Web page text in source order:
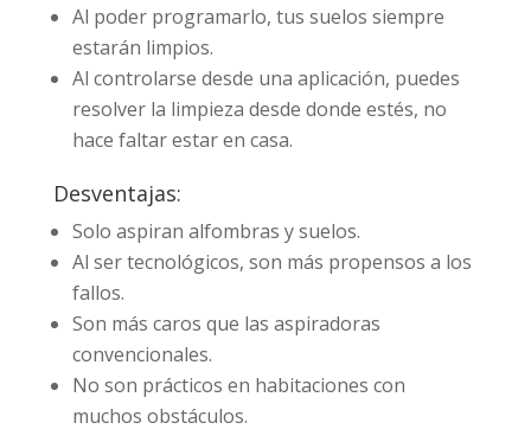
Al poder programarlo, tus suelos siempre
estarán limpios.
Al controlarse desde una aplicación, puedes
resolver la limpieza desde donde estés, no
hace faltar estar en casa.
Desventajas:
Solo aspiran alfombras y suelos.
Al ser tecnológicos, son más propensos a los
fallos.
Son más caros que las aspiradoras
convencionales.
No son prácticos en habitaciones con
muchos obstáculos.